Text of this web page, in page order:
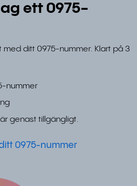
ett 0975-
med ditt 0975-nummer. Klart på 3
nummer
genast tillgängligt.
0975-nummer